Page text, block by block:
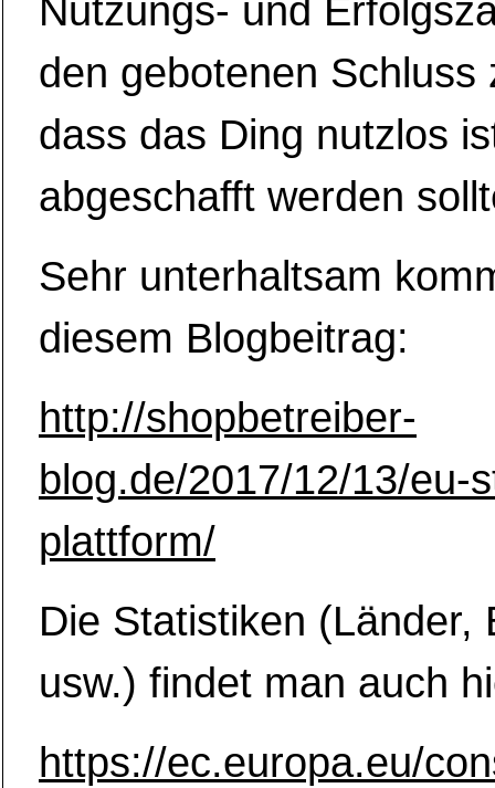
Nutzungs- und
den gebotenen Schluss
dass das Ding nutzlos
abgeschafft werden
Sehr unterhaltsam
diesem Blogbeitrag:
http://shopbetreiber-
blog.de/2017/12/13/eu-
plattform/
Die Statistiken (Länder,
usw.) findet man auch
https://ec.europa.eu/